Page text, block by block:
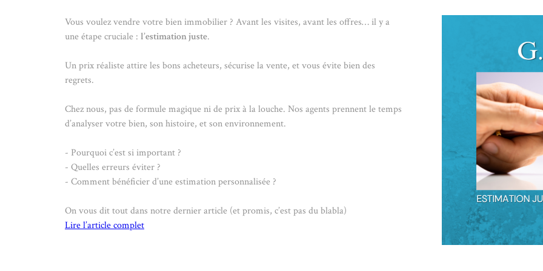
Vous voulez vendre votre bien immobilier ? Avant les visites, avant les offres… il y a
une étape cruciale : l’estimation juste.
Un prix réaliste attire les bons acheteurs, sécurise la vente, et vous évite bien des
regrets.
Chez nous, pas de formule magique ni de prix à la louche. Nos agents prennent le temps
d’analyser votre bien, son histoire, et son environnement.
- Pourquoi c’est si important ?
- Quelles erreurs éviter ?
- Comment bénéficier d’une estimation personnalisée ?
On vous dit tout dans notre dernier article (et promis, c’est pas du blabla)
Lire l’article complet